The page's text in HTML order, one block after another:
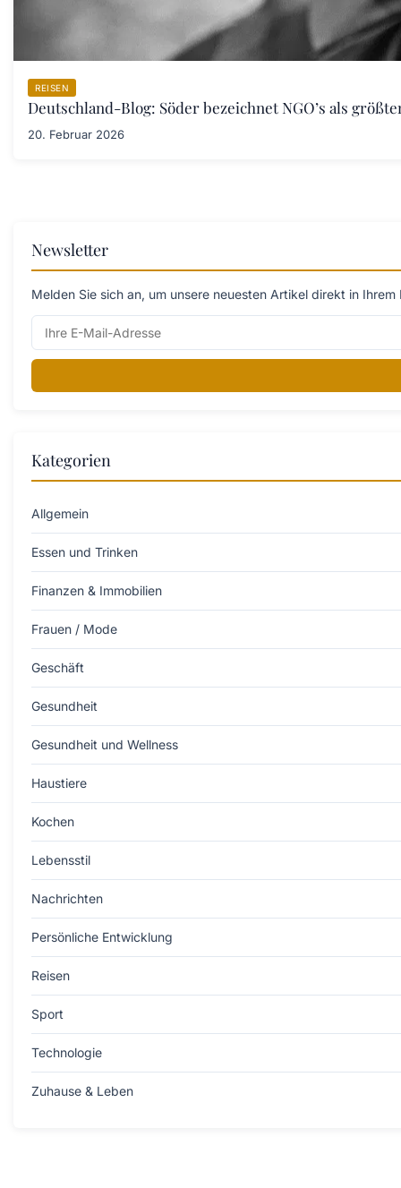
REISEN
Deutschland-Blog: Söder bezeichnet NGO’s als
20. Februar 2026
Newsletter
Melden Sie sich an, um unsere neuesten Artikel direkt in
Kategorien
Allgemein
Essen und Trinken
Finanzen & Immobilien
Frauen / Mode
Geschäft
Gesundheit
Gesundheit und Wellness
Haustiere
Kochen
Lebensstil
Nachrichten
Persönliche Entwicklung
Reisen
Sport
Technologie
Zuhause & Leben